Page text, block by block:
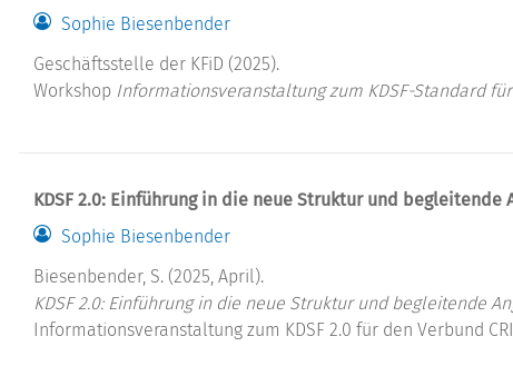
Sophie Biesenbender
Geschäftsstelle der KFiD (2025).
Workshop Informationsveranstaltung zum KDSF-Standard für
KDSF 2.0: Einführung in die neue Struktur und begleitende
Sophie Biesenbender
Biesenbender, S. (2025, April).
KDSF 2.0: Einführung in die neue Struktur und begleitende
Informationsveranstaltung zum KDSF 2.0 für den Verbund